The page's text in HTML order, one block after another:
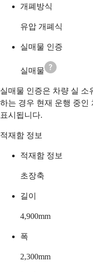
개폐방식
유압 개폐식
실매물 인증
실매물
실매물 인증은 차량 실 소
하는 경우 현재 운행 중인
표시됩니다.
적재함 정보
적재함 정보
초장축
길이
4,900mm
폭
2,300mm